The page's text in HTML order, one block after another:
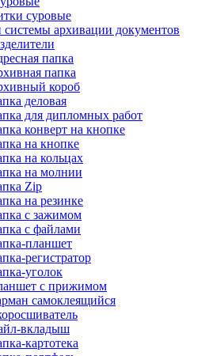
суровые
архивации документов
папка
папка
короб
деловая
для дипломных работ
конверт на кнопке
на кнопке
на кольцах
на молнии
Zip
на резинке
с зажимом
с файлами
планшет
регистратор
уголок
с прижимом
самоклеящийся
вкладыш
картотека